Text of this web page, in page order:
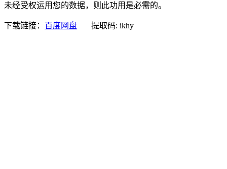
未经受权运用您的数据，则此功用是必需的。
下载链接： 百度网盘 提取码: ikhy